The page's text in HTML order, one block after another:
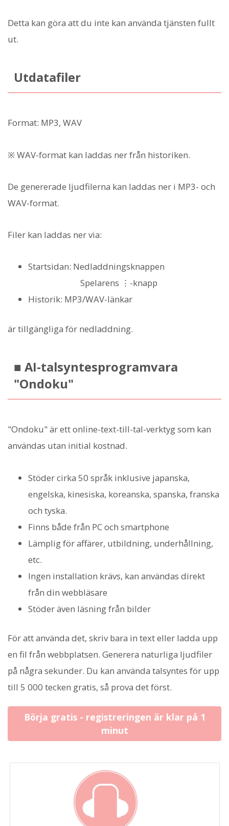
Detta kan göra att du inte kan använda tjänsten fullt
ut.
Utdatafiler
Format: MP3, WAV
※ WAV-format kan laddas ner från historiken.
De genererade ljudfilerna kan laddas ner i MP3- och
WAV-format.
Filer kan laddas ner via:
Startsidan: Nedladdningsknappen
Spelarens ⋮-knapp
Historik: MP3/WAV-länkar
är tillgängliga för nedladdning.
■ AI-talsyntesprogramvara
"Ondoku"
"Ondoku" är ett online-text-till-tal-verktyg som kan
användas utan initial kostnad.
Stöder cirka 50 språk inklusive japanska,
engelska, kinesiska, koreanska, spanska, franska
och tyska.
Finns både från PC och smartphone
Lämplig för affärer, utbildning, underhållning,
etc.
Ingen installation krävs, kan användas direkt
från din webbläsare
Stöder även läsning från bilder
För att använda det, skriv bara in text eller ladda upp
en fil från webbplatsen. Generera naturliga ljudfiler
på några sekunder. Du kan använda talsyntes för upp
till 5 000 tecken gratis, så prova det först.
Börja gratis - registreringen är klar på 1
minut